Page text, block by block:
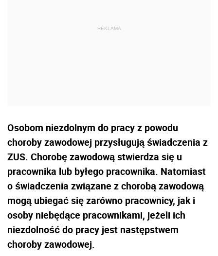
Osobom niezdolnym do pracy z powodu
choroby zawodowej przysługują świadczenia z
ZUS. Chorobę zawodową stwierdza się u
pracownika lub byłego pracownika. Natomiast
o świadczenia związane z chorobą zawodową
mogą ubiegać się zarówno pracownicy, jak i
osoby niebędące pracownikami, jeżeli ich
niezdolność do pracy jest następstwem
choroby zawodowej.